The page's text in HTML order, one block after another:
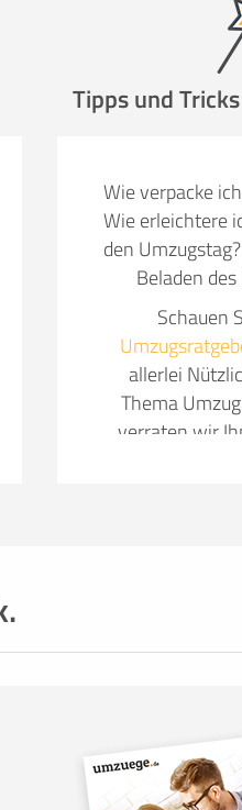
ICH MÖCHTE ANGEBOTE
Tipps und
Wie verpacke
Wie erleichtere
den
Beladen
Schauen
allerlei
Thema
verraten wir
neue Details,